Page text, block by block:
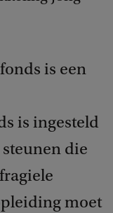
is een
is ingesteld
die
moet